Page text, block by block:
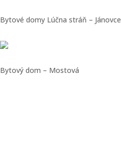
Bytové domy Lúčna stráň – Jánovce
Bytový dom – Mostová